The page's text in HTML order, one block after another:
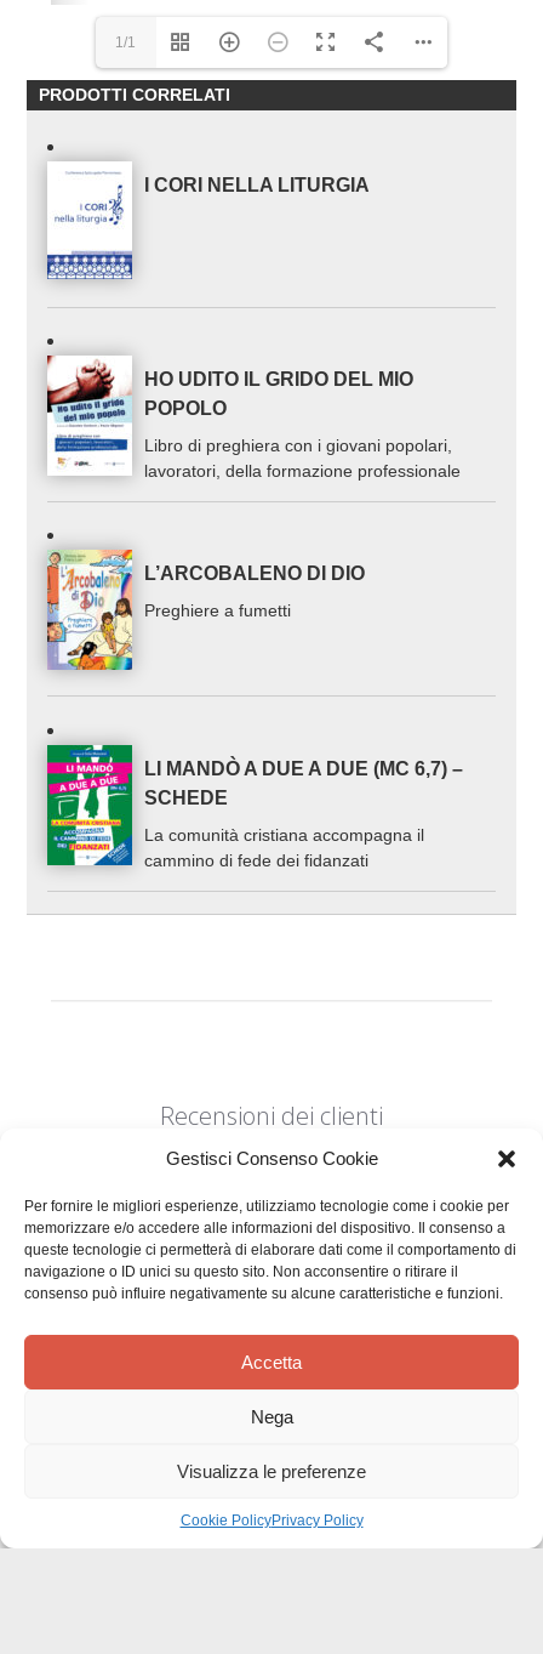
Gestisci Consenso Cookie
Per fornire le migliori esperienze, utilizziamo tecnologie come i cookie per
memorizzare e/o accedere alle informazioni del dispositivo. Il consenso a
queste tecnologie ci permetterà di elaborare dati come il comportamento di
navigazione o ID unici su questo sito. Non acconsentire o ritirare il
consenso può influire negativamente su alcune caratteristiche e funzioni.
Accetta
Nega
Visualizza le preferenze
Cookie PolicyPrivacy Policy
1/1
PRODOTTI CORRELATI
I CORI NELLA LITURGIA
HO UDITO IL GRIDO DEL MIO
POPOLO
Libro di preghiera con i giovani popolari,
lavoratori, della formazione professionale
L’ARCOBALENO DI DIO
Preghiere a fumetti
LI MANDÒ A DUE A DUE (MC 6,7) –
SCHEDE
La comunità cristiana accompagna il
cammino di fede dei fidanzati
Recensioni dei clienti
Siamo in cerca di stelle!
recensione